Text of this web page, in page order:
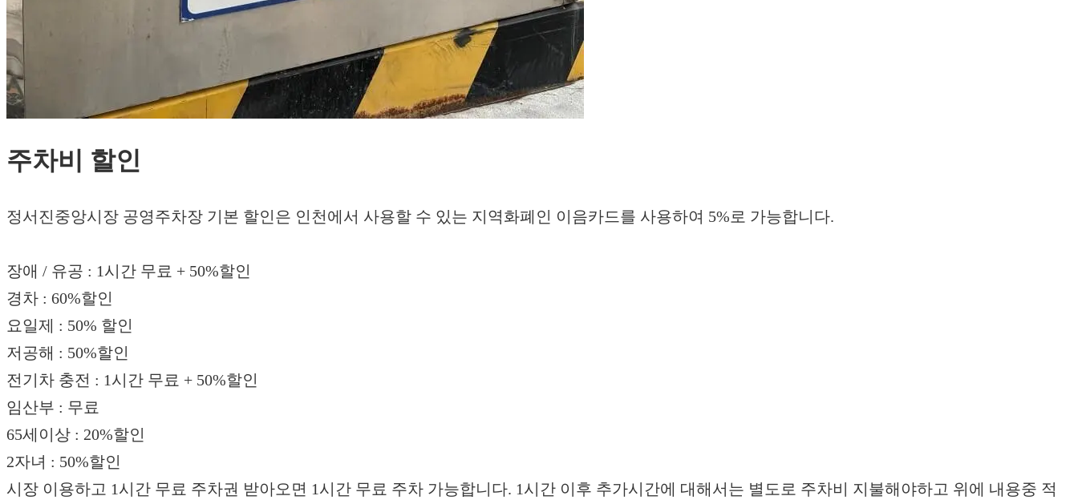
주차비 할인
정서진중앙시장 공영주차장 기본 할인은 인천에서 사용할 수 있는 지역화폐인 이음카드를 사용하여 5%로 가능합니다.
장애 / 유공 : 1시간 무료 + 50%할인
경차 : 60%할인
요일제 : 50% 할인
저공해 : 50%할인
전기차 충전 : 1시간 무료 + 50%할인
임산부 : 무료
65세이상 : 20%할인
2자녀 : 50%할인
시장 이용하고 1시간 무료 주차권 받아오면 1시간 무료 주차 가능합니다. 1시간 이후 추가시간에 대해서는 별도로 주차비 지불해야하고 위에 내용중 적